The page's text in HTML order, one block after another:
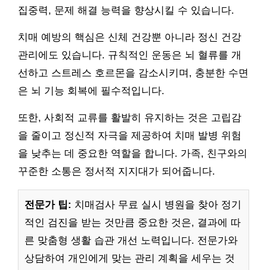
집중력, 문제 해결 능력을 향상시킬 수 있습니다.
치매 예방의 핵심은 신체 건강뿐 아니라 정신 건강
관리에도 있습니다. 규칙적인 운동은 뇌 혈류를 개
선하고 스트레스 호르몬을 감소시키며, 충분한 수면
은 뇌 기능 회복에 필수적입니다.
또한, 사회적 교류를 활발히 유지하는 것은 고립감
을 줄이고 정신적 자극을 제공하여 치매 발병 위험
을 낮추는 데 중요한 역할을 합니다. 가족, 친구와의
꾸준한 소통은 정서적 지지대가 되어줍니다.
전문가 팁: 치매검사 무료 실시 병원을 찾아 정기
적인 검진을 받는 것만큼 중요한 것은, 결과에 따
른 맞춤형 생활 습관 개선 노력입니다. 전문가와
상담하여 개인에게 맞는 관리 계획을 세우는 것